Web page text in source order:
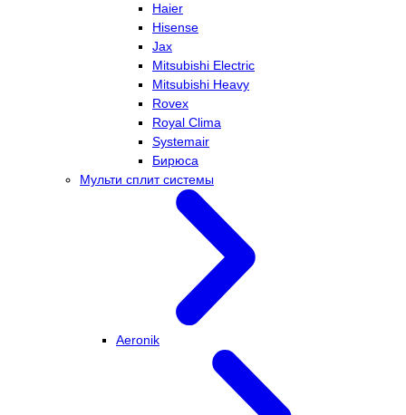
Haier
Hisense
Jax
Mitsubishi Electric
Mitsubishi Heavy
Rovex
Royal Clima
Systemair
Бирюса
Мульти сплит системы
Aeronik